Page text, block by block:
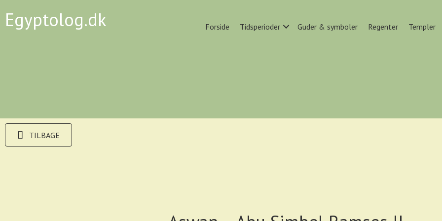
Egyptolog.dk Forside Tidsperioder Guder & symboler Regenter Templer
TILBAGE